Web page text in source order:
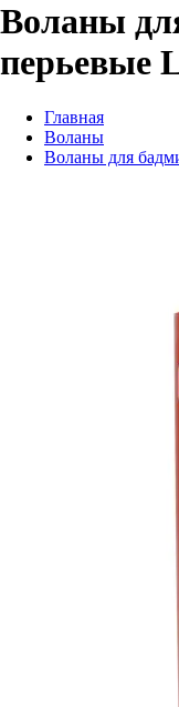
Воланы
перьевые
Главная
Воланы
Воланы для